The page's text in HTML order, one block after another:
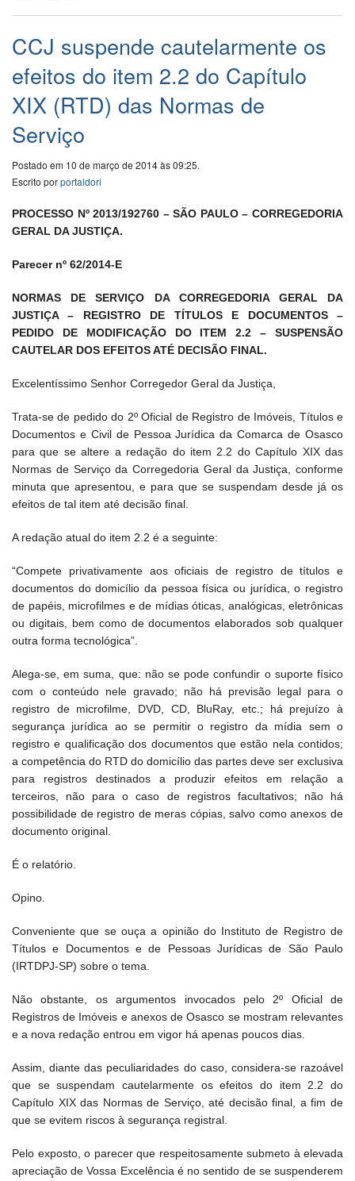
CCJ suspende cautelarmente os
efeitos do item 2.2 do Capítulo
XIX (RTD) das Normas de
Serviço
Postado em 10 de março de 2014 às 09:25.
Escrito porportaldori
PROCESSO Nº 2013/192760 – SÃO PAULO – CORREGEDORIA
GERAL DA JUSTIÇA.
Parecer nº 62/2014-E
NORMAS DE SERVIÇO DA CORREGEDORIA GERAL DA
JUSTIÇA – REGISTRO DE TÍTULOS E DOCUMENTOS –
PEDIDO DE MODIFICAÇÃO DO ITEM 2.2 – SUSPENSÃO
CAUTELAR DOS EFEITOS ATÉ DECISÃO FINAL.
Excelentíssimo Senhor Corregedor Geral da Justiça,
Trata-se de pedido do 2º Oficial de Registro de Imóveis, Títulos e
Documentos e Civil de Pessoa Jurídica da Comarca de Osasco
para que se altere a redação do item 2.2 do Capítulo XIX das
Normas de Serviço da Corregedoria Geral da Justiça, conforme
minuta que apresentou, e para que se suspendam desde já os
efeitos de tal item até decisão final.
A redação atual do item 2.2 é a seguinte:
“Compete privativamente aos oficiais de registro de títulos e
documentos do domicílio da pessoa física ou jurídica, o registro
de papéis, microfilmes e de mídias óticas, analógicas, eletrônicas
ou digitais, bem como de documentos elaborados sob qualquer
outra forma tecnológica”.
Alega-se, em suma, que: não se pode confundir o suporte físico
com o conteúdo nele gravado; não há previsão legal para o
registro de microfilme, DVD, CD, BluRay, etc.; há prejuízo à
segurança jurídica ao se permitir o registro da mídia sem o
registro e qualificação dos documentos que estão nela contidos;
a competência do RTD do domicílio das partes deve ser exclusiva
para registros destinados a produzir efeitos em relação a
terceiros, não para o caso de registros facultativos; não há
possibilidade de registro de meras cópias, salvo como anexos de
documento original.
É o relatório.
Opino.
Conveniente que se ouça a opinião do Instituto de Registro de
Títulos e Documentos e de Pessoas Jurídicas de São Paulo
(IRTDPJ-SP) sobre o tema.
Não obstante, os argumentos invocados pelo 2º Oficial de
Registros de Imóveis e anexos de Osasco se mostram relevantes
e a nova redação entrou em vigor há apenas poucos dias.
Assim, diante das peculiaridades do caso, considera-se razoável
que se suspendam cautelarmente os efeitos do item 2.2 do
Capítulo XIX das Normas de Serviço, até decisão final, a fim de
que se evitem riscos à segurança registral.
Pelo exposto, o parecer que respeitosamente submeto à elevada
apreciação de Vossa Excelência é no sentido de se suspenderem